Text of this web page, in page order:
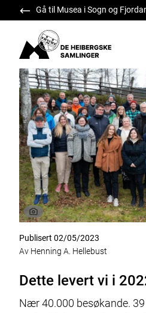
Gå til Musea i Sogn og
De Heibergske Samlinger
Publisert 02/05/2023
Av Henning A. Hellebust
Dette levert vi i
Nær 40.000 besøkande.